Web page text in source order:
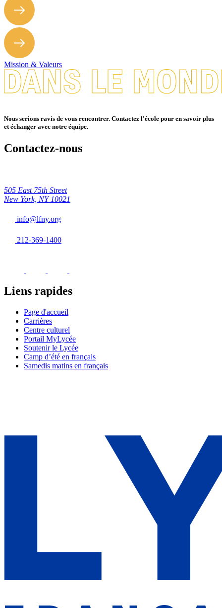
Mission & Valeurs
Nous serions ravis de vous rencontrer. Contactez l'école pour en savoir plus
et échanger avec notre équipe.
Contactez-nous
505 East 75th Street
New York, NY 10021
info@lfny.org
212-369-1400
Liens rapides
Page d'accueil
Carrières
Centre culturel
Portail MyLycée
Soutenir le Lycée
Camp d’été en français
Samedis matins en français